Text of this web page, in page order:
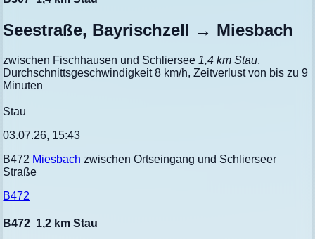
Seestraße, Bayrischzell → Miesbach
zwischen Fischhausen und Schliersee 1,4 km Stau,
Durchschnittsgeschwindigkeit 8 km/h, Zeitverlust von bis zu 9
Minuten
Stau
03.07.26, 15:43
B472 Miesbach zwischen Ortseingang und Schlierseer
Straße
B472
B472 1,2 km Stau